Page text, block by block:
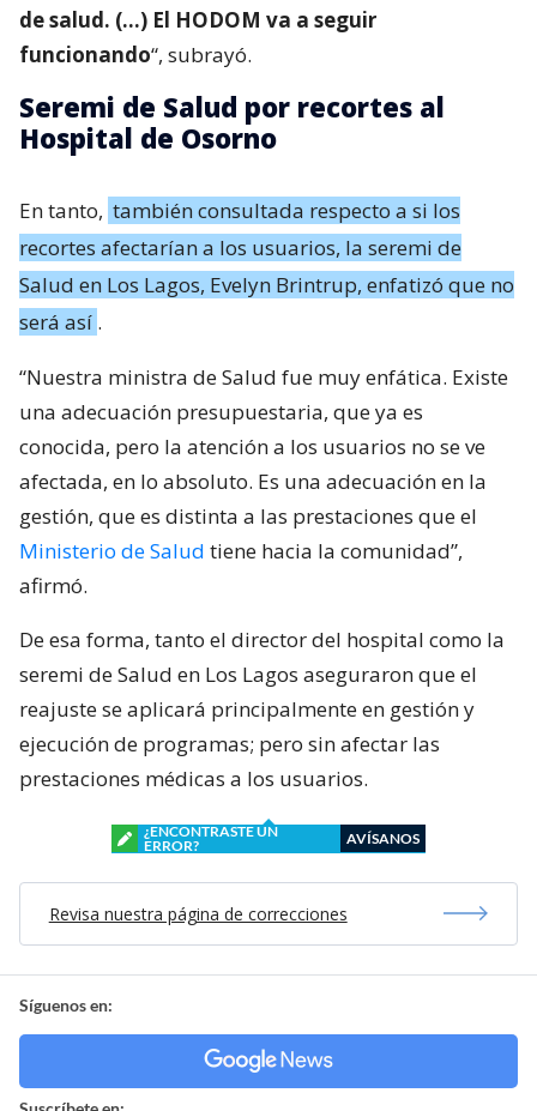
de salud. (…) El HODOM va a seguir
funcionando“, subrayó.
Seremi de Salud por recortes al
Hospital de Osorno
En tanto, también consultada respecto a si los
recortes afectarían a los usuarios, la seremi de
Salud en Los Lagos, Evelyn Brintrup, enfatizó que no
será así .
“Nuestra ministra de Salud fue muy enfática. Existe
una adecuación presupuestaria, que ya es
conocida, pero la atención a los usuarios no se ve
afectada, en lo absoluto. Es una adecuación en la
gestión, que es distinta a las prestaciones que el
Ministerio de Salud tiene hacia la comunidad”,
afirmó.
De esa forma, tanto el director del hospital como la
seremi de Salud en Los Lagos aseguraron que el
reajuste se aplicará principalmente en gestión y
ejecución de programas; pero sin afectar las
prestaciones médicas a los usuarios.
¿ENCONTRASTE UN
ERROR?
AVÍSANOS
Revisa nuestra página de correcciones
Síguenos en: